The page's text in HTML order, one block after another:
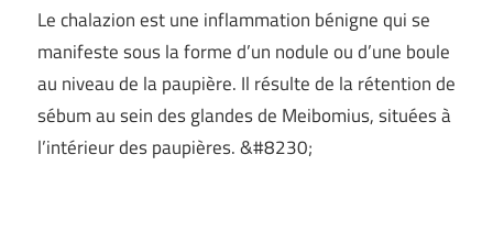
Le chalazion est une inflammation bénigne qui se
manifeste sous la forme d’un nodule ou d’une boule
au niveau de la paupière. Il résulte de la rétention de
sébum au sein des glandes de Meibomius, situées à
l’intérieur des paupières. &#8230;